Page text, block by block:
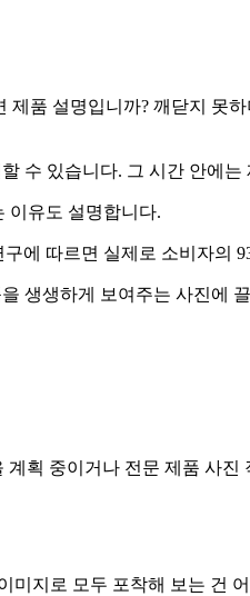
품 설명입니까? 깨닫지 못
수 있습니다. 그 시간 안에
이유도 설명합니다.
에 따르면 실제로 소비자의
생생하게 보여주는 사진에
획 중이거나 전문 제품 사
지로 모두 포착해 보는 건